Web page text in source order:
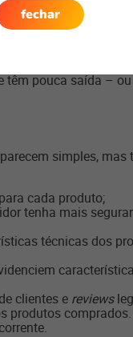
é a importância
têm pouca saída –
simples,
cada produto;
tenha mais
técnicas dos
clientes e reviews
produtos
fechar